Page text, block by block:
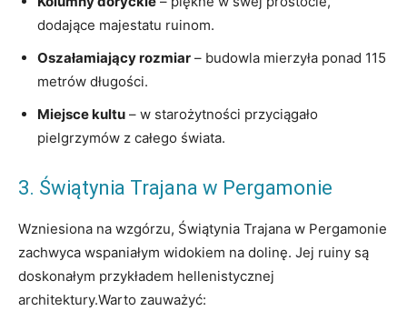
dodające majestatu ruinom.
Oszałamiający rozmiar – budowla mierzyła ponad 115
metrów długości.
Miejsce kultu – w starożytności przyciągało
pielgrzymów z całego świata.
3. Świątynia Trajana w Pergamonie
Wzniesiona na wzgórzu, Świątynia Trajana w Pergamonie
zachwyca wspaniałym widokiem na dolinę. Jej ruiny są
doskonałym przykładem hellenistycznej
architektury.Warto zauważyć: